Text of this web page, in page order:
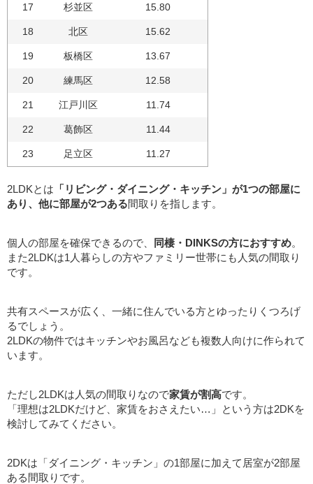
17 杉並区 15.80
18 北区 15.62
19 板橋区 13.67
20 練馬区 12.58
21 江戸川区 11.74
22 葛飾区 11.44
23 足立区 11.27
2LDKとは 「リビング・ダイニング・キッチン」が1つの部屋に
あり、他に部屋が2つある間取りを指します。
個人の部屋を確保できるので、 同棲・DINKSの方におすすめ。
また2LDKは1人暮らしの方やファミリー世帯にも人気の間取り
です。
共有スペースが広く、一緒に住んでいる方とゆったりくつろげ
るでしょう。
2LDKの物件ではキッチンやお風呂なども複数人向けに作られて
います。
ただし2LDKは人気の間取りなので家賃が割高です。
「理想は2LDKだけど、家賃をおさえたい…」という方は2DKを
検討してみてください。
2DKは「ダイニング・キッチン」の1部屋に加えて居室が2部屋
ある間取りです。